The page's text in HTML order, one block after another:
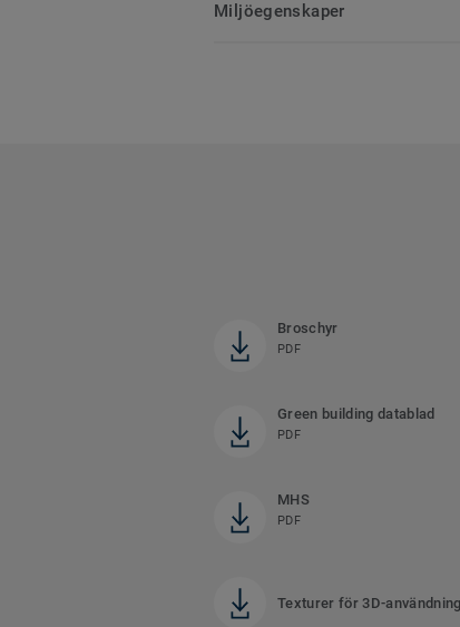
Miljöegenskaper
Broschyr
PDF
Green building datablad
PDF
MHS
PDF
Texturer för 3D-